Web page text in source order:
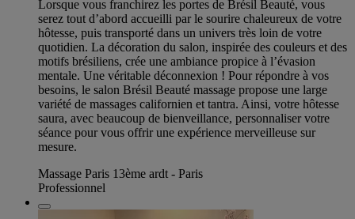
Lorsque vous franchirez les portes de Brésil Beauté, vous
serez tout d’abord accueilli par le sourire chaleureux de votre
hôtesse, puis transporté dans un univers très loin de votre
quotidien. La décoration du salon, inspirée des couleurs et des
motifs brésiliens, crée une ambiance propice à l’évasion
mentale. Une véritable déconnexion ! Pour répondre à vos
besoins, le salon Brésil Beauté massage propose une large
variété de massages californien et tantra. Ainsi, votre hôtesse
saura, avec beaucoup de bienveillance, personnaliser votre
séance pour vous offrir une expérience merveilleuse sur
mesure.
Massage Paris 13ème ardt - Paris
Professionnel